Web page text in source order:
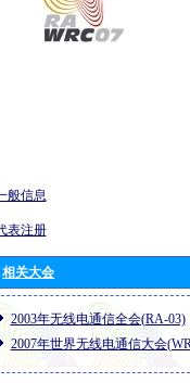
般信息
表注册
相关大会
2003年无线电通信全会(RA-03)
2007年世界无线电通信大会